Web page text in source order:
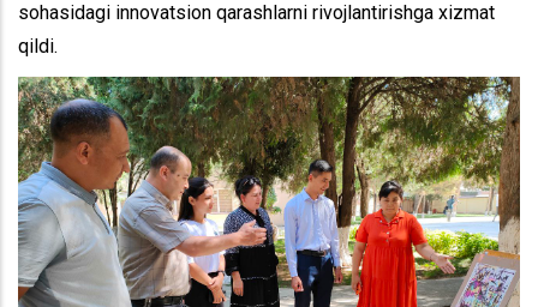
sohasidagi innovatsion qarashlarni rivojlantirishga xizmat
qildi.